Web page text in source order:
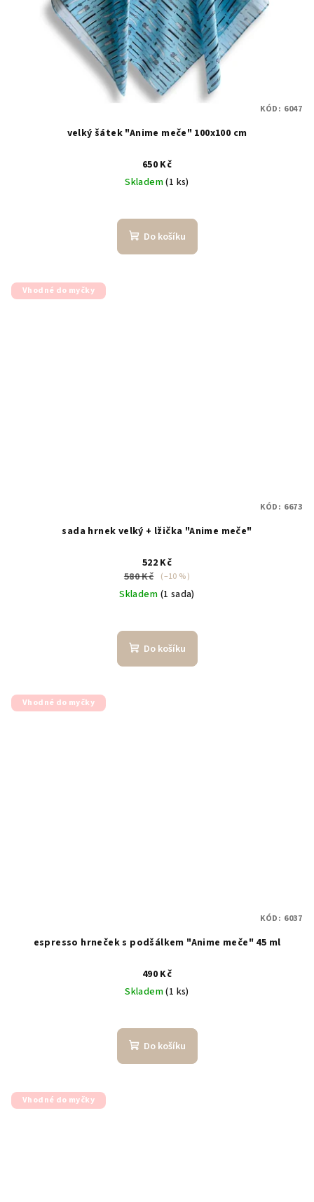
velký šátek "Anime meče" 100x100 cm
650 Kč
Skladem(1 ks)
Do košíku
KÓD: 6047
Vhodné do myčky
sada hrnek velký + lžička "Anime meče"
522 Kč
580 Kč
(–10 %)
Skladem (1 sada)
Do košíku
KÓD: 6673
Vhodné do myčky
espresso hrneček s podšálkem "Anime meče" 45 ml
490 Kč
Skladem(1 ks)
Do košíku
KÓD: 6037
Vhodné do myčky